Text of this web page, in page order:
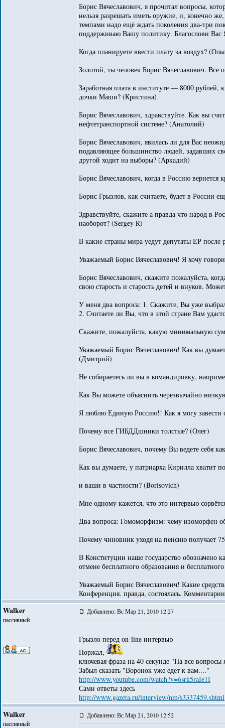
Борис Вячеславович, я прочитал вопросы,
нельзя разрешать иметь оружие, и, конечно
темпами надо ещё ждать поколения два-три
поддерживаю Вашу политику. Благослови Вас
Когда планируете ввести плату за воздух?
Золотой, ты человек Борис Вячеславович.
Заработная плата в институте — 8000
дочки Маши? (Кристина)
Борис Вячеславович, здравствуйте. Как вы
нефтетранспортной системе? (Анатолий)
Борис Вячеславович, явилась ли для Вас
подавляющее большинство людей, задавших
другой ходит на выборы? (Аркадий)
Борис Вячеславович, когда в Россию вернется
Борис Грызлов, как считаете, будет в России
Здравствуйте, скажите а правда что народ в
наоборот? (Sergey R)
В какие страны мира уедут депутаты ЕР после
Уважаемый Борис Вячеславович! Я хочу
Борис Вячеславович, скажите пожалуйста,
свою старость и старость детей и внуков.
У меня два вопроса: 1. Скажите, Вы уже
2. Считаете ли Вы, что в этой стране Вам
Скажите, пожалуйста, какую минимальную
Уважаемый Борис Вячеславович! Как вы
(Дмитрий)
Не собираетесь ли вы в командировку,
Как Вы можете объяснить черезвычайно
Я люблю Единую Россию!! Как я могу завести
Почему все ГИБДДшники толстые? (Олег)
Борис Вячеславович, почему Вы ведете себя
Как вы думаете, у патриарха Кирилла хватит
и ваши в частности? (Borisovich)
Мне одному кажется, что это интервью
Два вопроса: Гомоморфизм: чему изоморфен
Почему чиновник уходя на пенсию получает
В Конституции наше государство обозначено
отмене бесплатного образования и
Уважаемый Борис Вячеславович! Какие
Конференция. правда, состоялась.
Walker
пассивный
Добавлено: Вс Мар 21, 2010 12:27
Грызло перед оn-line интервью
Поржал,
ключевая фраза на 40 секунде "На все
Забыл сказать "Воронок уже едет к вам...."
http://www.youtube.com/watch?v=6srk5raIe1I
Сами ответы здесь
http://www.gazeta.ru/interview/nm/s3337459.shtml
Walker
пассивный
Добавлено: Вс Мар 21, 2010 12:52